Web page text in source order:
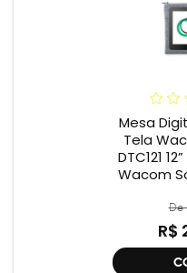
Mesa
Tela
DTC121 12” + Capa
Wacom
De
R$